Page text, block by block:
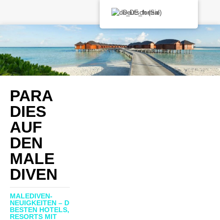
PARA
DIES
AUF
DEN
MALE
DIVEN
MALEDIVEN-
NEUIGKEITEN – DIE
BESTEN HOTELS,
RESORTS MIT
Deutsch (Sie)